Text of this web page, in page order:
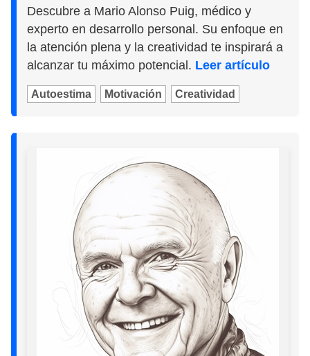
Descubre a Mario Alonso Puig, médico y
experto en desarrollo personal. Su enfoque en
la atención plena y la creatividad te inspirará a
alcanzar tu máximo potencial. Leer artículo
Autoestima Motivación Creatividad